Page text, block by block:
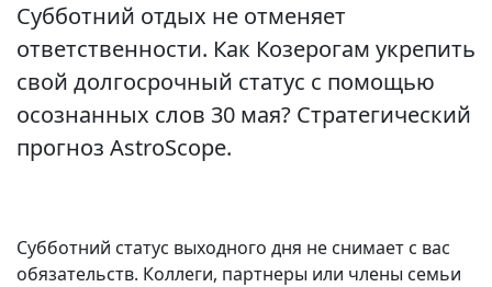
Субботний отдых не отменяет
ответственности. Как Козерогам укрепить
свой долгосрочный статус с помощью
осознанных слов 30 мая? Стратегический
прогноз AstroScope.
Субботний статус выходного дня не снимает с вас
обязательств. Коллеги, партнеры или члены семьи